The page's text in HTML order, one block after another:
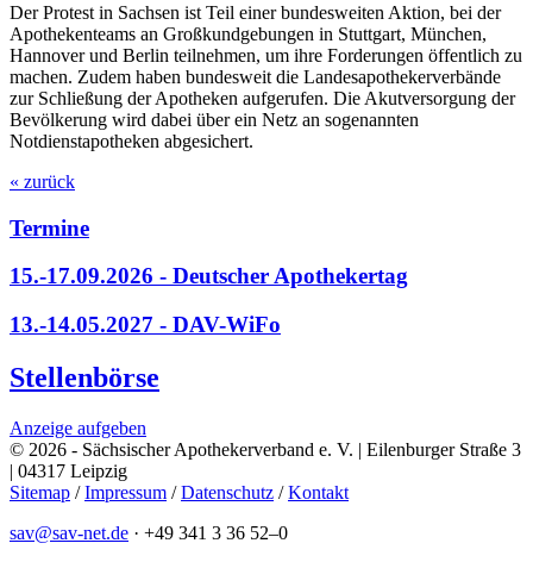
Der Protest in Sachsen ist Teil einer bundesweiten Aktion, bei der
Apothekenteams an Großkundgebungen in Stuttgart, München,
Hannover und Berlin teilnehmen, um ihre Forderungen öffentlich zu
machen. Zudem haben bundesweit die Landesapothekerverbände
zur Schließung der Apotheken aufgerufen. Die Akutversorgung der
Bevölkerung wird dabei über ein Netz an sogenannten
Notdienstapotheken abgesichert.
« zurück
Termine
15.-17.09.2026 - Deutscher Apothekertag
13.-14.05.2027 - DAV-WiFo
Stellenbörse
Anzeige aufgeben
© 2026 - Sächsischer Apothekerverband e. V. | Eilenburger Straße 3
| 04317 Leipzig
Sitemap /Impressum /Datenschutz /Kontakt
sav@sav-net.de · +49 341 3 36 52–0